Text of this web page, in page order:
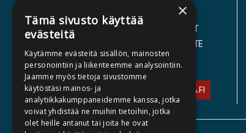
YHTEYSTIEDOT
YLEISET TOIMITUSEHDOT
SAAVUTETTAVUUSSELOSTE
TIETOSUOJASELOSTE
ASIAKASPALVELU@STORIA.FI
×
Tämä sivusto käyttää
evästeitä
Käytämme evästeitä sisällön, mainosten
personointiin ja liikenteemme analysointiin.
Jaamme myös tietoja sivustomme
käytöstäsi mainos- ja
analytiikkakumppaneidemme kanssa, jotka
voivat yhdistää ne muihin tietoihin, jotka
olet heille antanut tai joita he ovat